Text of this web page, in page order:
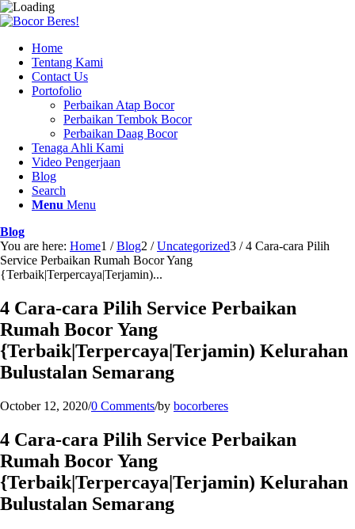
Home
Tentang Kami
Contact Us
Portofolio
Perbaikan Atap Bocor
Perbaikan Tembok Bocor
Perbaikan Daag Bocor
Tenaga Ahli Kami
Video Pengerjaan
Blog
Search
Menu Menu
Blog
You are here: Home1 / Blog2 / Uncategorized3 / 4 Cara-cara Pilih
Service Perbaikan Rumah Bocor Yang
{Terbaik|Terpercaya|Terjamin)...
4 Cara-cara Pilih Service Perbaikan
Rumah Bocor Yang
{Terbaik|Terpercaya|Terjamin) Kelurahan
Bulustalan Semarang
October 12, 2020/0 Comments/by bocorberes
4 Cara-cara Pilih Service Perbaikan
Rumah Bocor Yang
{Terbaik|Terpercaya|Terjamin) Kelurahan
Bulustalan Semarang